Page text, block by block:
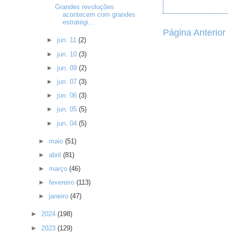
Página Anterior
Grandes revoluções
acontecem com grandes
estratégi...
► jun. 11 (2)
► jun. 10 (3)
► jun. 09 (2)
► jun. 07 (3)
► jun. 06 (3)
► jun. 05 (5)
► jun. 04 (5)
► maio(51)
►abril(81)
► março(46)
►fevereiro(113)
► janeiro(47)
► 2024 (198)
► 2023 (129)